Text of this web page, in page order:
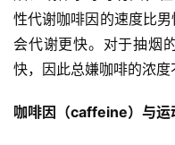
性代谢咖啡因的速度比
会代谢更快。对于抽烟
快，因此总嫌咖啡的浓度
咖啡因（caffeine）与运